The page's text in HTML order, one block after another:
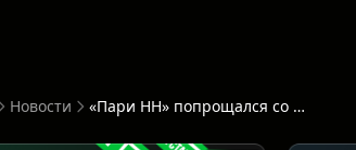
Новости «Пари НН» попрощался со Шпилевским: тренер и его команда покинули клуб